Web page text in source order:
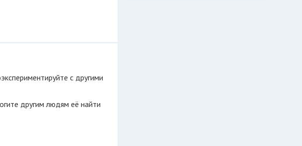
с другими
другим людям её найти